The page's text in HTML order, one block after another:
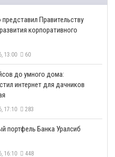
Правительству
корпоративного
13:00 60
до умного дома:
интернет для дачников
17:10 283
портфель Банка Уралсиб
16:10 448